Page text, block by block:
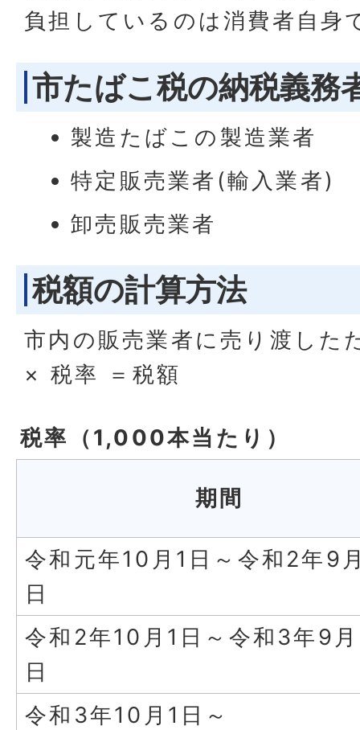
負担しているのは消費者自身
市たばこ税の納税義務
製造たばこの製造業者
特定販売業者(輸入業者)
卸売販売業者
税額の計算方法
市内の販売業者に売り渡した
× 税率 ＝税額
税率（1,000本当たり）
期間
令和元年10月1日～令和2年9
日
令和2年10月1日～令和3年9
日
令和3年10月1日～